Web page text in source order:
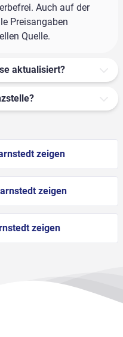
Auch auf der
Preisangaben
Quelle.
aktualisiert?
zeigen
zeigen
zeigen